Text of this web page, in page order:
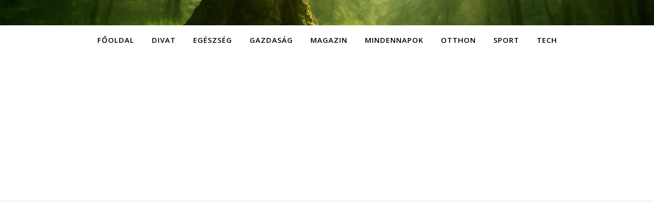
FŐOLDAL DIVAT EGÉSZSÉG GAZDASÁG MAGAZIN MINDENNAPOK OTTHON SPORT TECH